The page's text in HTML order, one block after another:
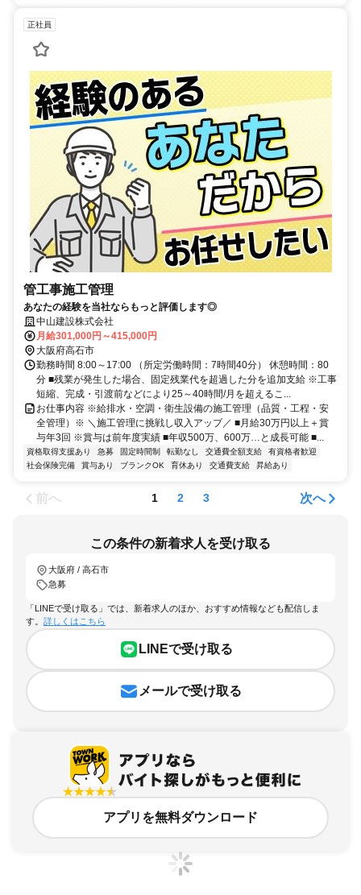
正社員
管工事施工管理
あなたの経験を当社ならもっと評価します◎
中山建設株式会社
月給301,000円～415,000円
大阪府高石市
勤務時間 8:00～17:00 （所定労働時間：7時間40分） 休憩時間：80
分 ■残業が発生した場合、固定残業代を超過した分を追加支給 ※工事
短縮、完成・引渡前などにより25～40時間/月を超えるこ...
お仕事内容 ※給排水・空調・衛生設備の施工管理（品質・工程・安
全管理）※ ＼施工管理に挑戦し収入アップ／ ■月給30万円以上＋賞
与年3回 ※賞与は前年度実績 ■年収500万、600万…と成長可能 ■...
資格取得支援あり 急募 固定時間制 転勤なし 交通費全額支給
有資格者歓迎
社会保険完備
賞与あり ブランクOK 育休あり 交通費支給 昇給あり
前へ 1 2 3 次へ
この条件の新着求人を受け取る
大阪府 / 高石市
急募
「LINEで受け取る」では、新着求人のほか、おすすめ情報なども配信しま
す。 詳しくはこちら
LINEで受け取る
メールで受け取る
アプリを無料ダウンロード